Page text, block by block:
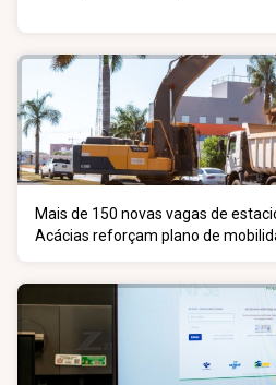
Mais de 150 novas vagas de
Acácias reforçam plano de